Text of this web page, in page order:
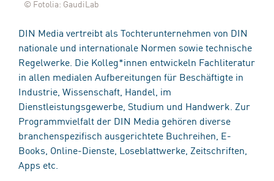
© Fotolia: GaudiLab
DIN Media vertreibt als Tochterunternehmen von DIN
nationale und internationale Normen sowie technische
Regelwerke. Die Kolleg*innen entwickeln Fachliteratur
in allen medialen Aufbereitungen für Beschäftigte in
Industrie, Wissenschaft, Handel, im
Dienstleistungsgewerbe, Studium und Handwerk. Zur
Programmvielfalt der DIN Media gehören diverse
branchenspezifisch ausgerichtete Buchreihen, E-
Books, Online-Dienste, Loseblattwerke, Zeitschriften,
Apps etc.